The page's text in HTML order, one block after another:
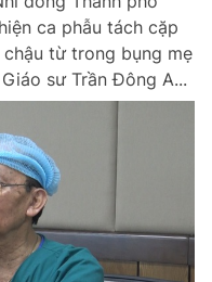
ca phẫu tách cặp
từ trong bụng mẹ
sư Trần Đông A...